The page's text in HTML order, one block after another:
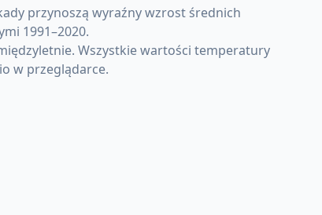
przynoszą wyraźny wzrost średnich
1991–2020.
Wszystkie wartości temperatury
w przeglądarce.